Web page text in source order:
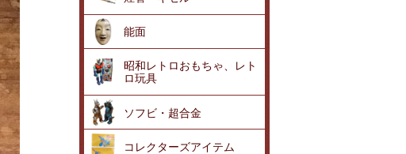
能面
昭和レトロおもちゃ、レト
ロ玩具
ソフビ・超合金
コレクターズアイテム